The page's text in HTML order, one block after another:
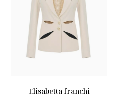
elisabetta franchi